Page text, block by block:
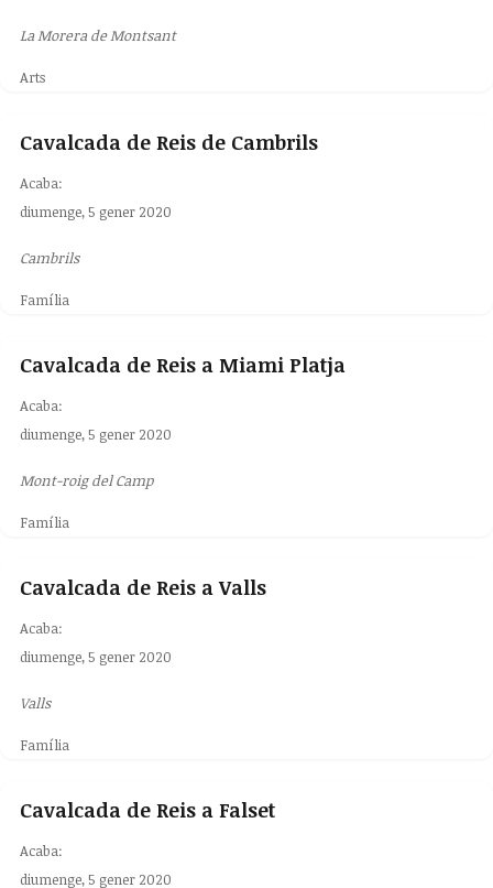
La Morera de Montsant
Arts
Cavalcada de Reis de Cambrils
Acaba:
diumenge, 5 gener 2020
Cambrils
Família
Cavalcada de Reis a Miami Platja
Acaba:
diumenge, 5 gener 2020
Mont-roig del Camp
Família
Cavalcada de Reis a Valls
Acaba:
diumenge, 5 gener 2020
Valls
Família
Cavalcada de Reis a Falset
Acaba:
diumenge, 5 gener 2020